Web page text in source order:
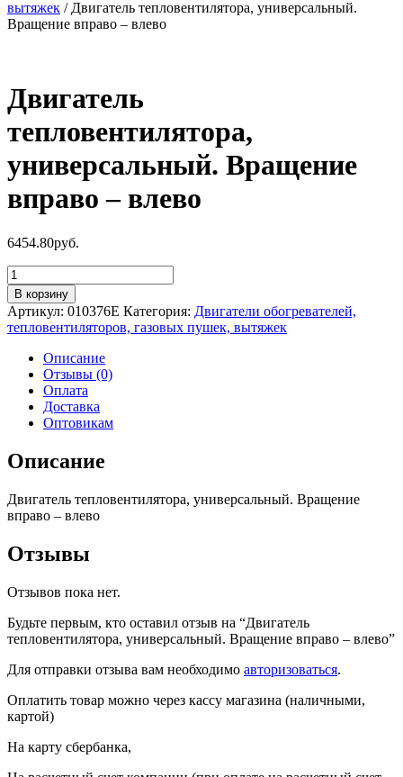
вытяжек / Двигатель тепловентилятора, универсальный.
Вращение вправо – влево
Двигатель
тепловентилятора,
универсальный. Вращение
вправо – влево
6454.80руб.
Количество
товара
Двигатель
тепловентилятора,
универсальный.
Вращение
вправо
влево
В корзину
Артикул: 010376E Категория: Двигатели обогревателей,
тепловентиляторов, газовых пушек, вытяжек
Описание
Отзывы (0)
Оплата
Доставка
Оптовикам
Описание
Двигатель тепловентилятора, универсальный. Вращение
вправо – влево
Отзывы
Отзывов пока нет.
Будьте первым, кто оставил отзыв на “Двигатель
тепловентилятора, универсальный. Вращение вправо – влево”
Для отправки отзыва вам необходимо авторизоваться.
Оплатить товар можно через кассу магазина (наличными,
картой)
На карту сбербанка,